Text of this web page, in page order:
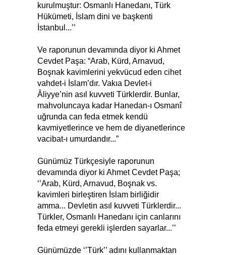
kurulmuştur: Osmanlı Hanedanı, Türk
Hükümeti, İslam dini ve başkenti
İstanbul...’’
Ve raporunun devamında diyor ki Ahmet
Cevdet Paşa: “Arab, Kürd, Arnavud,
Boşnak kavimlerini yekvücud eden cihet
vahdet-i İslam’dır. Vakıa Devlet-i
Âliyye’nin asıl kuvveti Türklerdir. Bunlar,
mahvoluncaya kadar Hanedan-ı Osmanî
uğrunda can feda etmek kendü
kavmiyetlerince ve hem de diyanetlerince
vacibat-ı umurdandır...”
Günümüz Türkçesiyle raporunun
devamında diyor ki Ahmet Cevdet Paşa;
‘’Arab, Kürd, Arnavud, Boşnak vs.
kavimleri birleştiren İslam birliğidir
amma... Devletin asıl kuvveti Türklerdir...
Türkler, Osmanlı Hanedanı için canlarını
feda etmeyi gerekli işlerden sayarlar...’’
Günümüzde ‘’Türk’’ adını kullanmaktan